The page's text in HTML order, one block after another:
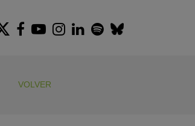
Twitter
Facebook
Youtube
Instagram
LinkedIn
Spotify
Bluesky
VOLVER